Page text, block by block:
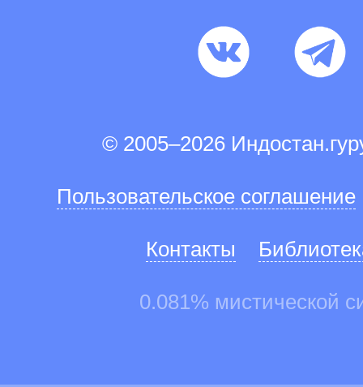
© 2005–2026
Пользовательское соглашение
Контакты
0.081% мистической